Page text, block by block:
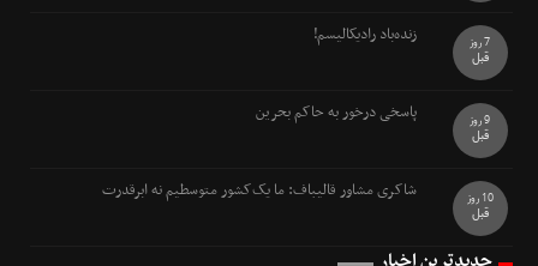
زنده‌باد رادیکالیسم!
7 روز
قبل
پاسخی درخور به حاکم بحرین
9 روز
قبل
شاکری مشاور قالیباف: ما یک‌کشور متوسطیم نه ابرقدرت
10 روز
قبل